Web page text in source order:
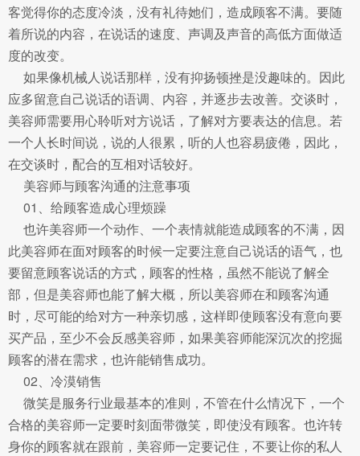
客觉得你的态度冷淡，没有礼待她们，造成顾客不满。要随
着所说的内容，在说话的速度、声调及声音的高低方面做适
度的改变。
如果像机械人说话那样，没有抑扬顿挫是没趣味的。因此
应多留意自己说话的语调、内容，并逐步去改善。交谈时，
美容师需要用心聆听对方说话，了解对方要表达的信息。若
一个人长时间说，说的人很累，听的人也容易疲倦，因此，
在交谈时，配合的互相对话较好。
美容师与顾客沟通的注意事项
01、给顾客造成心理烦躁
也许美容师一个动作、一个表情就能造成顾客的不满，因
此美容师在面对顾客的时候一定要注意自己说话的语气，也
要留意顾客说话的方式，顾客的性格，虽然不能说了解全
部，但是美容师也能了解大概，所以美容师在和顾客沟通
时，尽可能的给对方一种亲切感，这样即使顾客没有意向要
买产品，至少不会反感美容师，如果美容师能深沉次的挖掘
顾客的潜在需求，也许能销售成功。
02、冷漠销售
微笑是服务行业最基本的准则，不管在什么情况下，一个
合格的美容师一定要时刻面带微笑，即使没有顾客。也许转
身你的顾客就在跟前，美容师一定要记住，不要让你的私人